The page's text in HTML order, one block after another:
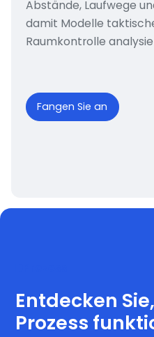
Abstände, Laufwege
damit Modelle
Raumkontrolle
Fangen Sie an
Entdecken
Prozess